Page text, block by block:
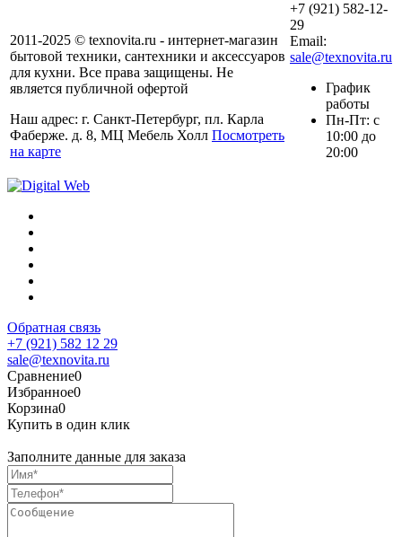
2011-2025 © texnovita.ru - интернет-магазин
бытовой техники, сантехники и аксессуаров
для кухни. Все права защищены. Не
является публичной офертой
Наш адрес: г. Санкт-Петербург, пл. Карла
Фаберже. д. 8, МЦ Мебель Холл Посмотреть
на карте
+7 (921) 582-12-
29
Email:
sale@texnovita.ru
График
работы
Пн-Пт: с
10:00 до
20:00
Обратная связь
+7 (921) 582 12 29
sale@texnovita.ru
Сравнение0
Избранное0
Корзина0
Купить в один клик
Заполните данные для заказа